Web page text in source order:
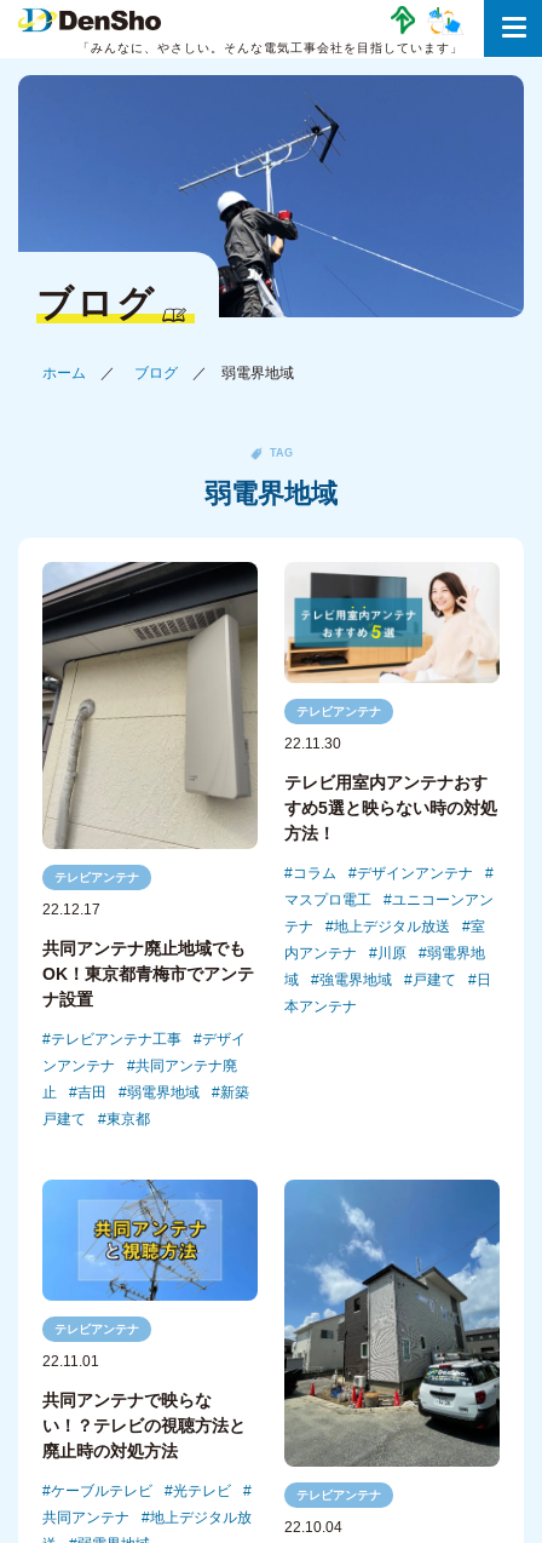
「みんなに、やさしい。 そんな電気工事会社を目指しています」
ブログ
ホーム ブログ 弱電界地域
TAG
弱電界地域
テレビアンテナ
22.12.17
共同アンテナ廃止地域でも
OK！東京都青梅市でアンテ
ナ設置
テレビアンテナ工事
デザイ
ンアンテナ
共同アンテナ廃
止
吉田 弱電界地域
新築
戸建て
東京都
テレビアンテナ
22.11.30
テレビ用室内アンテナおす
すめ5選と映らない時の対処
方法！
コラム
デザインアンテナ
マスプロ電工
ユニコーンアン
テナ
地上デジタル放送
室
内アンテナ
川原
弱電界地
域
強電界地域 戸建て
日
本アンテナ
テレビアンテナ
22.11.01
共同アンテナで映らな
い！？テレビの視聴方法と
廃止時の対処方法
ケーブルテレビ
光テレビ
共同アンテナ
地上デジタル放
テレビアンテナ
22.10.04